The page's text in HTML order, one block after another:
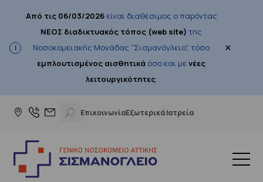
Από τις 06/03/2026είναι διαθέσιμος ο παρόντας
ΝΕΟΣ διαδικτυακός τόπος (web site) της
Νοσοκομειακής Μονάδας "Σισμανόγλειο", τόσο
εμπλουτισμένος αισθητικά όσο και μενέες
λειτουργικότητες.
×
ΕπικοινωνίαΕξωτερικά Ιατρεία